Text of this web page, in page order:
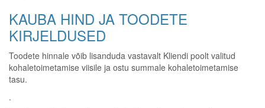
KAUBA HIND JA TOODETE
KIRJELDUSED
Toodete hinnale võib lisanduda vastavalt Kliendi poolt valitud
kohaletoimetamise viisile ja ostu summale kohaletoimetamise
tasu.
.